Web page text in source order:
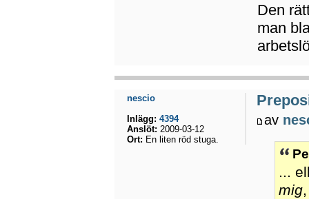
Den
man
av
...
mig
nescio
Inlägg: 4394
Anslöt: 2009-03-12
Ort: En liten röd stuga.